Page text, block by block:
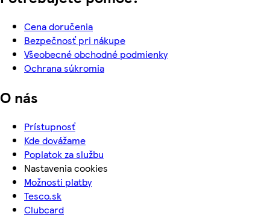
Cena doručenia
Bezpečnosť pri nákupe
Všeobecné obchodné podmienky
Ochrana súkromia
O nás
Prístupnosť
Kde dovážame
Poplatok za službu
Nastavenia cookies
Možnosti platby
Tesco.sk
Clubcard